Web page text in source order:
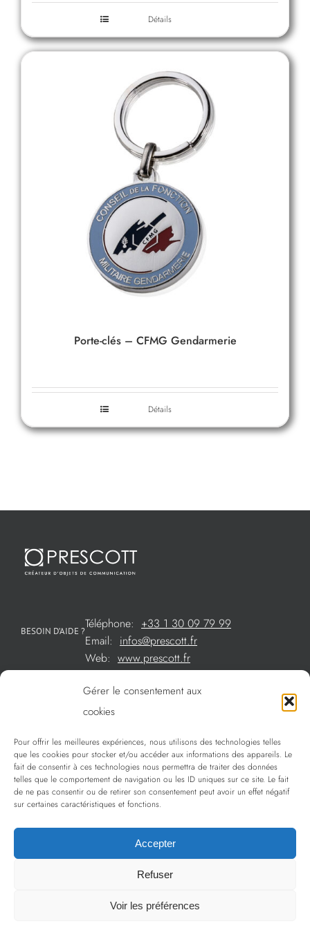
Gérer le consentement aux
cookies
Pour offrir les meilleures expériences, nous utilisons des technologies telles
que les cookies pour stocker et/ou accéder aux informations des appareils. Le
fait de consentir à ces technologies nous permettra de traiter des données
telles que le comportement de navigation ou les ID uniques sur ce site. Le fait
de ne pas consentir ou de retirer son consentement peut avoir un effet négatif
sur certaines caractéristiques et fonctions.
Accepter
Refuser
Voir les préférences
Détails
Porte-clés – CFMG Gendarmerie
Détails
BESOIN D’AIDE ?Téléphone: +33 1 30 09 79 99
Email: infos@prescott.fr
Web: www.prescott.fr
SOMMAIRE
Créations métal sur mesure
Créations verre sur mesure
La sélection Prescott
Services
Politique de confidentialité